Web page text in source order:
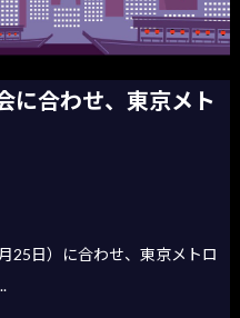
に合わせ、東京メト
25日）に合わせ、東京メトロ